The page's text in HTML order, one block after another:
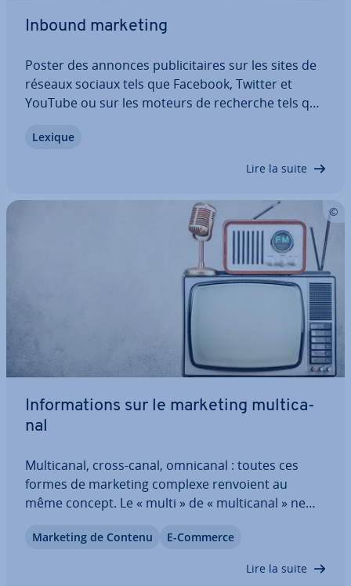
Inbound marketing
Poster des annonces pu­bli­ci­taires sur les sites de
réseaux sociaux tels que Facebook, Twitter et
YouTube ou sur les moteurs de recherche tels que
Mais tout cela a un coût. En raison de la forte con­
Lexique
Lire la suite
In­for­ma­tions sur le marketing mul­ti­ca­
nal
Mul­ti­ca­nal, cross-canal, omnicanal : toutes ces
formes de marketing complexe renvoient au
même concept. Le « multi » de « mul­ti­ca­nal » ne
omnicanal et ne sont pas né­ces­sai­re­ment liés,
Marketing de Contenu E-Commerce
Lire la suite